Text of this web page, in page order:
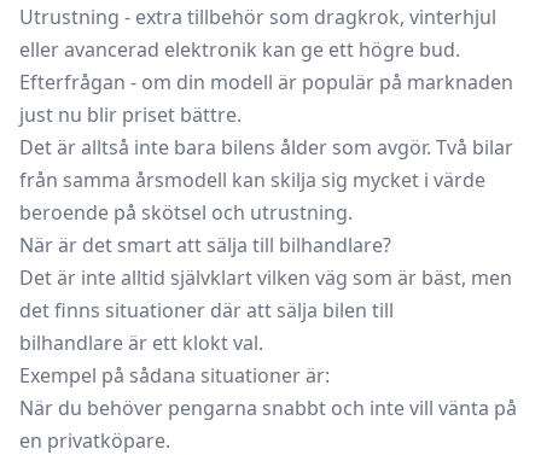
Utrustning - extra tillbehör som dragkrok, vinterhjul
eller avancerad elektronik kan ge ett högre bud.
Efterfrågan - om din modell är populär på marknaden
just nu blir priset bättre.
Det är alltså inte bara bilens ålder som avgör. Två bilar
från samma årsmodell kan skilja sig mycket i värde
beroende på skötsel och utrustning.
När är det smart att sälja till bilhandlare?
Det är inte alltid självklart vilken väg som är bäst, men
det finns situationer där att sälja bilen till
bilhandlareär ett klokt val.
Exempel på sådana situationer är:
När du behöver pengarna snabbt och inte vill vänta på
en privatköpare.